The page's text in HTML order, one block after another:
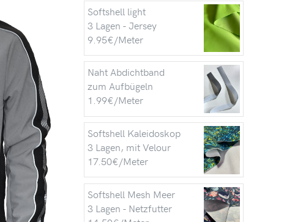
Softshell light
3 Lagen - Jersey
9.95€/Meter
Naht Abdichtband
zum Aufbügeln
1.99€/Meter
Softshell Kaleidoskop
3 Lagen, mit Velour
17.50€/Meter
Softshell Mesh Meer
3 Lagen - Netzfutter